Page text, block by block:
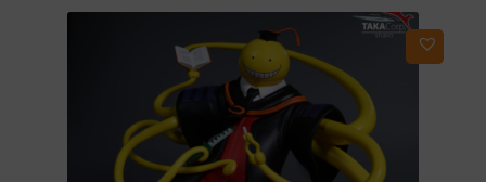
Ajouter à ma liste d'envies